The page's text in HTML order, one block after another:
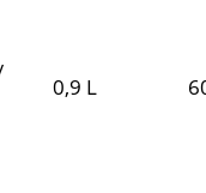
0,9 L